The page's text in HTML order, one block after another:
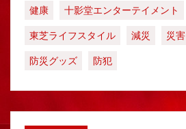
健康
十影堂エンターテイメント
東芝ライフスタイル
減災 災害
防災グッズ
防犯